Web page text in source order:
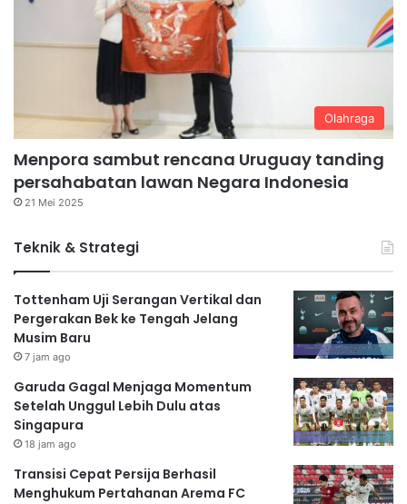
Olahraga
Menpora sambut rencana Uruguay tanding
persahabatan lawan Negara Indonesia
21 Mei 2025
Teknik & Strategi
Tottenham Uji Serangan Vertikal dan
Pergerakan Bek ke Tengah Jelang
Musim Baru
7 jam ago
Garuda Gagal Menjaga Momentum
Setelah Unggul Lebih Dulu atas
Singapura
18 jam ago
Transisi Cepat Persija Berhasil
Menghukum Pertahanan Arema FC